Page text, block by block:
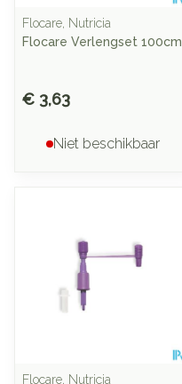
Flocare, Nutricia
Flocare Verlengset 100cm
€ 3,63
Niet beschikbaar
Flocare, Nutricia